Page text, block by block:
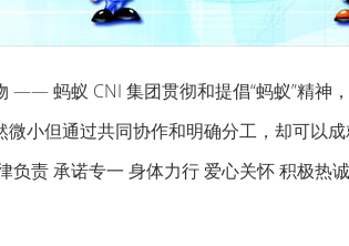
—— 蚂蚁 CNI 集团贯彻和提倡“蚂蚁”精神
微小但通过共同协作和明确分工，却可以成
负责 承诺专一 身体力行 爱心关怀 积极热